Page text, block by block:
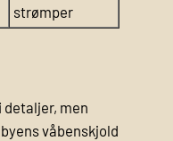
strømper
detaljer, men
våbenskjold